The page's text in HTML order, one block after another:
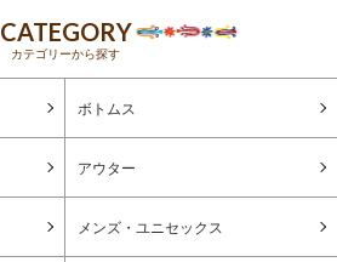
CATEGORY
カテゴリーから探す
ボトムス
アウター
メンズ・ユニセックス